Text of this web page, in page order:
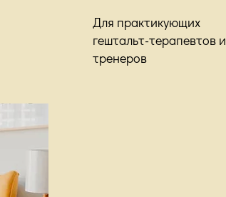
Для практикующих
гештальт-терапевтов и
тренеров